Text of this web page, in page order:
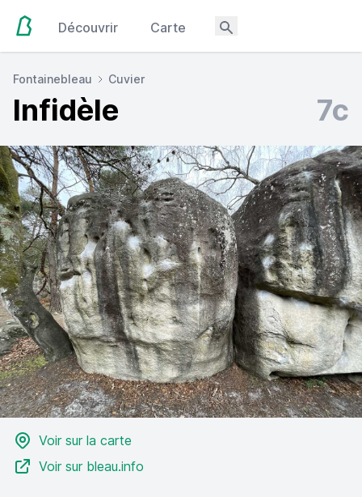
Découvrir Carte
Fontainebleau Cuvier
Infidèle 7c
Voir sur la carte
Voir sur bleau.info